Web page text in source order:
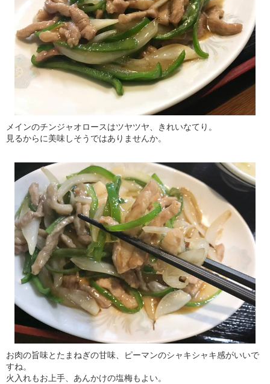
メインのチンジャオロースはツヤツヤ、きれいなてり。
見るからに美味しそうではありませんか。
お肉の旨味とたまねぎの甘味、ピーマンのシャキシャキ感がいいで
すね。
火入れもお上手、あんかけの塩梅もよい。